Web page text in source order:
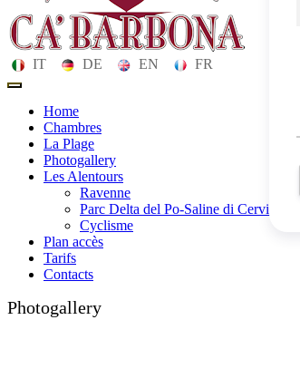
IT DE EN FR
Toggle
navigationHome
Chambres
La Plage
Photogallery
Les Alentours
Ravenne
Parc Delta del Po-Saline di Cervia
Cyclisme
Plan accès
Tarifs
Contacts
Photogallery